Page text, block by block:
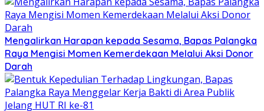
Mengalirkan Harapan kepada Sesama, Bapas Palangka
Raya Mengisi Momen Kemerdekaan Melalui Aksi Donor
Darah